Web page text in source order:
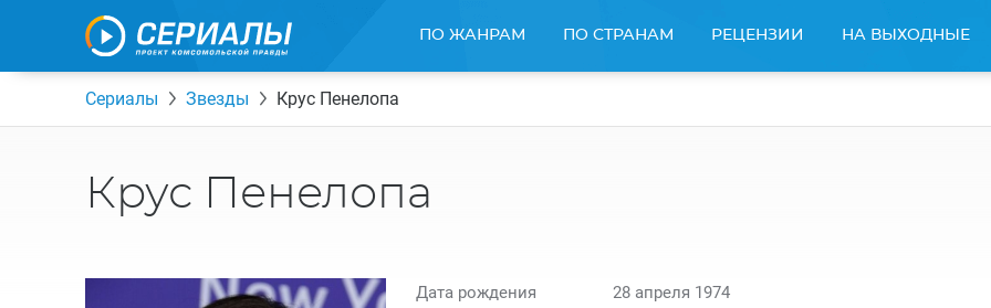
ПО ЖАНРАМ ПО СТРАНАМ РЕЦЕНЗИИ НА ВЫХОДНЫЕ
Сериалы Звезды Крус Пенелопа
Крус Пенелопа
Дата рождения
28 апреля 1974